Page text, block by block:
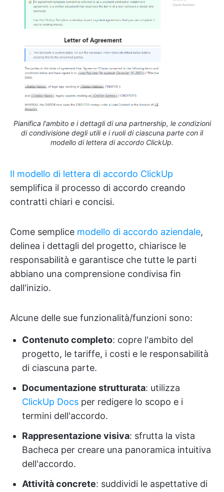
Pianifica l'ambito e i dettagli di una partnership, le condizioni
di condivisione degli utili e i ruoli di ciascuna parte con il
modello di lettera di accordo ClickUp.
Il modello di lettera di accordo ClickUp
semplifica il processo di accordo creando
contratti chiari e concisi.
Come semplice modello di accordo aziendale,
delinea i dettagli del progetto, chiarisce le
responsabilità e garantisce che tutte le parti
abbiano una comprensione condivisa fin
dall'inizio.
Alcune delle sue funzionalità/funzioni sono:
Contenuto completo: copre l'ambito del
progetto, le tariffe, i costi e le responsabilità
di ciascuna parte.
Documentazione strutturata: utilizza
ClickUp Docs per redigere lo scopo e i
termini dell'accordo.
Rappresentazione visiva: sfrutta la vista
Bacheca per creare una panoramica intuitiva
dell'accordo.
Attività concrete: suddividi le aspettative di